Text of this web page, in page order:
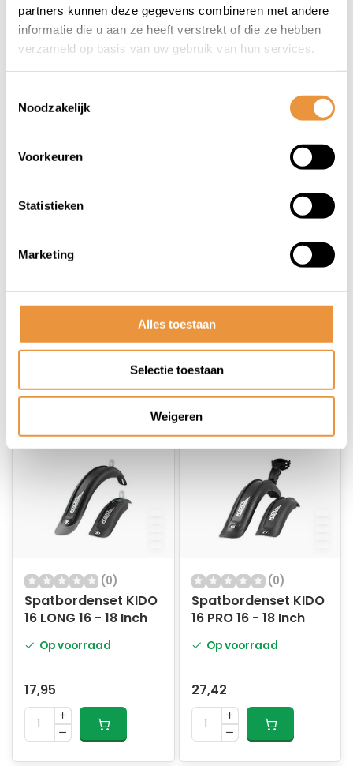
partners kunnen deze gegevens combineren met andere
informatie die u aan ze heeft verstrekt of die ze hebben
verzameld op basis van uw gebruik van hun services.
Noodzakelijk
Voorkeuren
Statistieken
Marketing
Alles toestaan
Selectie toestaan
Weigeren
21,95 27,90
HAMMER 1 24 - 29
Inch
HAMMER 1 24 - 29
Inch
Niet op voorraad
32,49
(0)
Spatbordenset KIDO
16 LONG 16 - 18 Inch
Op voorraad
17,95
(0)
Spatbordenset KIDO
16 PRO 16 - 18 Inch
Op voorraad
27,42